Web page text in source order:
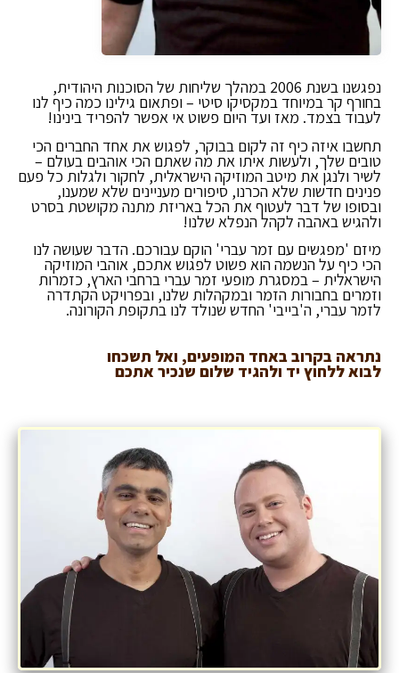
נפגשנו בשנת 2006 במהלך שליחות של הסוכנות היהודית,
בחורף קר במיוחד במקסיקו סיטי – ופתאום גילינו כמה כיף לנו
לעבוד בצמד. מאז ועד היום פשוט אי אפשר להפריד בינינו!
תחשבו איזה כיף זה לקום בבוקר, לפגוש את אחד החברים הכי
טובים שלך, ולעשות איתו את מה שאתם הכי אוהבים בעולם –
לשיר ולנגן את מיטב המוזיקה הישראלית, לחקור ולגלות כל פעם
פנינים חדשות שלא הכרנו, סיפורים מעניינים שלא שמענו,
ובסופו של דבר לעטוף את הכל באריזת מתנה מקושטת בסרט
ולהגיש באהבה לקהל הנפלא שלנו!
מיזם 'מפגשים עם זמר עברי' הוקם עבורכם. הדבר שעושה לנו
הכי כיף על הנשמה הוא פשוט לפגוש אתכם, אוהבי המוזיקה
הישראלית – במסגרת מופעי זמר עברי ברחבי הארץ, כזמרות
וזמרים בחבורות הזמר ובמקהלות שלנו, ובפרויקטהקתדרה
לזמר עברי, ה'בייבי' החדש שנולד לנו בתקופת הקורונה.
נתראה בקרוב באחד המופעים, ואל תשכחו
לבוא ללחוץ יד ולהגיד שלום שנכיר אתכם